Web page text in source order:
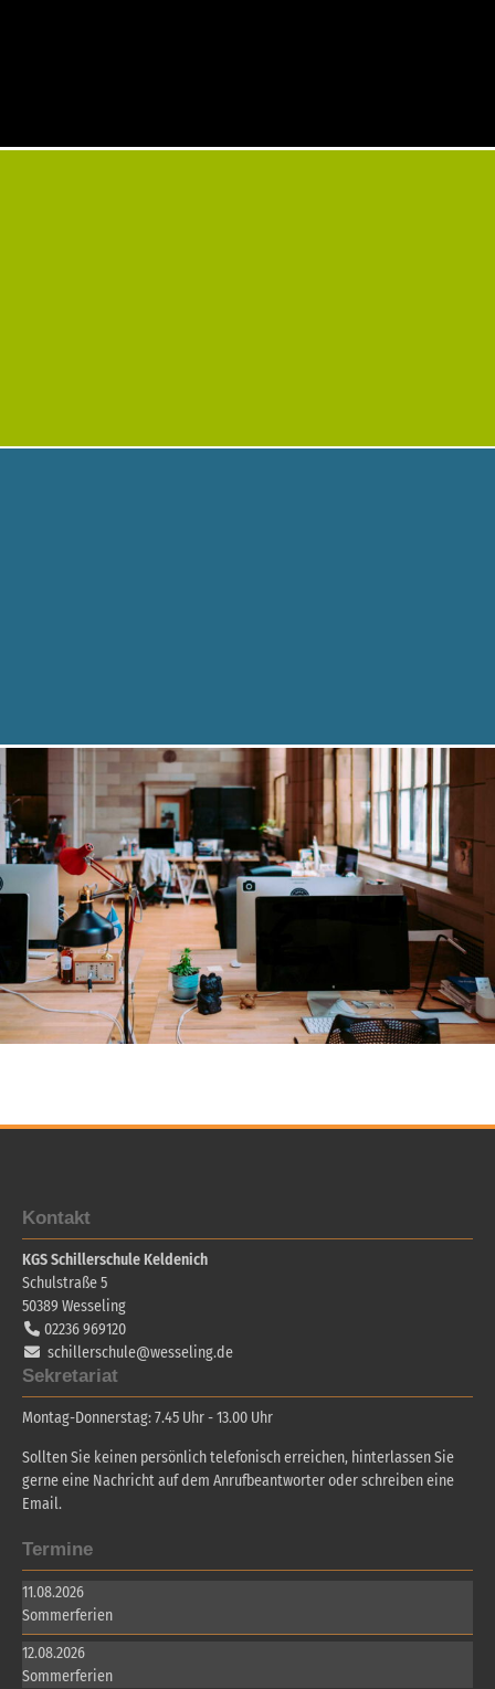
Kontakt
KGS Schillerschule Keldenich
Schulstraße 5
50389 Wesseling
02236 969120
schillerschule@wesseling.de
Sekretariat
Montag-Donnerstag: 7.45 Uhr - 13.00 Uhr
Sollten Sie keinen persönlich telefonisch erreichen, hinterlassen Sie
gerne eine Nachricht auf dem Anrufbeantworter oder schreiben eine
Email.
Termine
11.08.2026
Sommerferien
12.08.2026
Sommerferien